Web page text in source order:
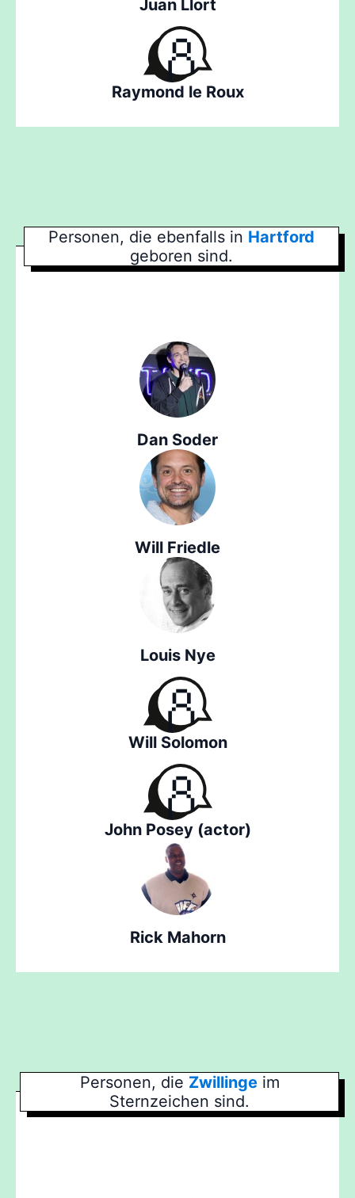
Juan Llort
Raymond le Roux
Personen, die ebenfalls in Hartford
geboren sind.
Dan Soder
Will Friedle
Louis Nye
Will Solomon
John Posey (actor)
Rick Mahorn
Personen, die Zwillinge im
Sternzeichen sind.